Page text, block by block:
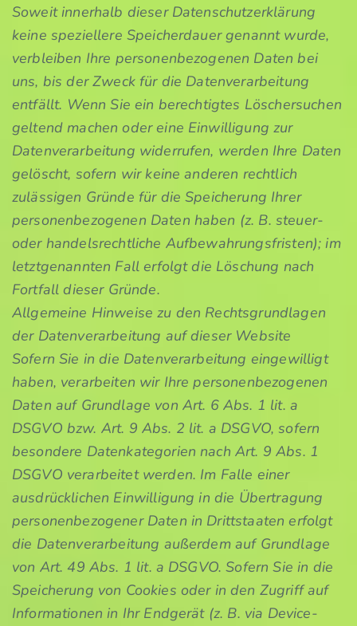
Soweit innerhalb dieser Datenschutzerklärung
keine speziellere Speicherdauer genannt wurde,
verbleiben Ihre personenbezogenen Daten bei
uns, bis der Zweck für die Datenverarbeitung
entfällt. Wenn Sie ein berechtigtes Löschersuchen
geltend machen oder eine Einwilligung zur
Datenverarbeitung widerrufen, werden Ihre Daten
gelöscht, sofern wir keine anderen rechtlich
zulässigen Gründe für die Speicherung Ihrer
personenbezogenen Daten haben (z. B. steuer-
oder handelsrechtliche Aufbewahrungsfristen); im
letztgenannten Fall erfolgt die Löschung nach
Fortfall dieser Gründe.
Allgemeine Hinweise zu den Rechtsgrundlagen
der Datenverarbeitung auf dieser Website
Sofern Sie in die Datenverarbeitung eingewilligt
haben, verarbeiten wir Ihre personenbezogenen
Daten auf Grundlage von Art. 6 Abs. 1 lit. a
DSGVO bzw. Art. 9 Abs. 2 lit. a DSGVO, sofern
besondere Datenkategorien nach Art. 9 Abs. 1
DSGVO verarbeitet werden. Im Falle einer
ausdrücklichen Einwilligung in die Übertragung
personenbezogener Daten in Drittstaaten erfolgt
die Datenverarbeitung außerdem auf Grundlage
von Art. 49 Abs. 1 lit. a DSGVO. Sofern Sie in die
Speicherung von Cookies oder in den Zugriff auf
Informationen in Ihr Endgerät (z. B. via Device-